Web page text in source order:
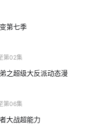
第七季
第02集
之超级大反派动态漫
第06集
大战超能力